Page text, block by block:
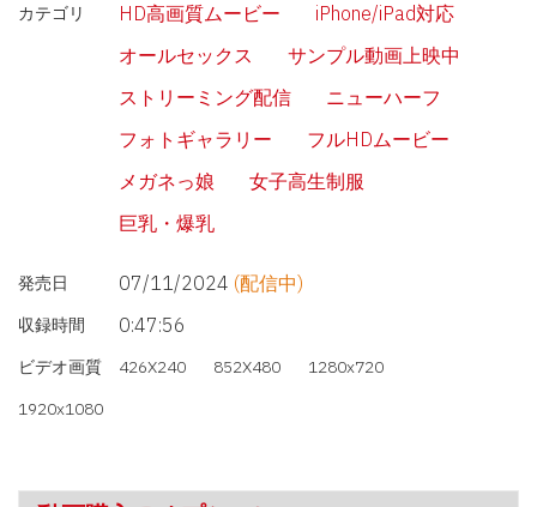
カテゴリ HD高画質ムービー
iPhone/iPad対応
オールセックス
サンプル動画上映中
ストリーミング配信
ニューハーフ
フォトギャラリー
フルHDムービー
メガネっ娘
女子高生制服
巨乳・爆乳
発売日 07/11/2024 (配信中)
収録時間 0:47:56
ビデオ画質 426X240 852X480
1280x720
1920x1080